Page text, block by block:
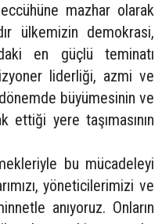
mazhar olarak
ülkemizin demokrasi,
en güçlü teminatı
liderliği, azmi ve
büyümesinin ve
ettiği yere taşımasının
bu mücadeleyi
yöneticilerimizi ve
anıyoruz. Onların